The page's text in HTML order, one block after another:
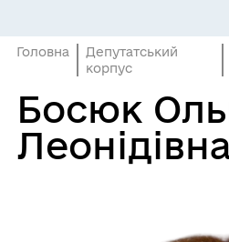
Головна
Депутатський
корпус
Босюк